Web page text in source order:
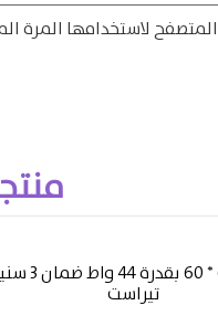
لاستخدامها المرة
بلاطة 60 * 60 بقدرة
تيراست